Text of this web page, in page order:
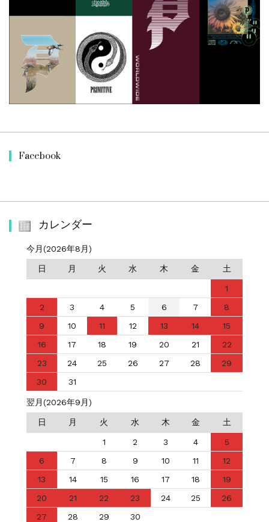
Facebook
カレンダー
今月(2026年8月)
日 月 火 水 木 金 土
1
2
3 4 5 6 7
8
9
10 11 12 13 14
15
16
17 18 19 20 21
22
23
24 25 26 27 28
29
30
31
翌月(2026年9月)
日 月 火 水 木 金 土
1 2 3 4
5
6
7 8 9 10 11
12
13
14 15 16 17 18
19
20
21 22 23 24 25
26
27
28 29 30